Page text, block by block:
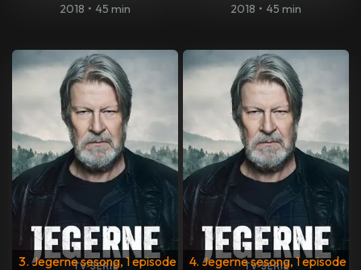
2018 • 45 min 2018 • 45 min
3. Jegerne sesong, 1 episode
4. Jegerne sesong, 1 episode